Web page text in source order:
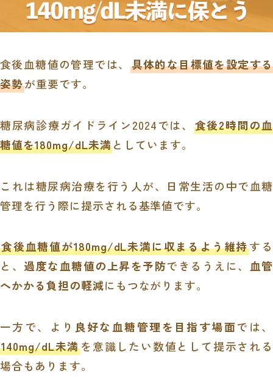
食後血糖値の管理では、 具体的な目標値を設定する
姿勢が重要です。
糖尿病診療ガイドライン2024では、 食後2時間の血
糖値を180mg/dL未満としています。
これは糖尿病治療を行う人が、日常生活の中で血糖
管理を行う際に提示される基準値です。
食後血糖値が180mg/dL未満に収まるよう維持する
と、過度な血糖値の上昇を予防できるうえに、 血管
へかかる負担の軽減にもつながります。
一方で、より 良好な血糖管理を目指す場面では、
140mg/dL未満を意識したい数値として提示される
場合もあります。